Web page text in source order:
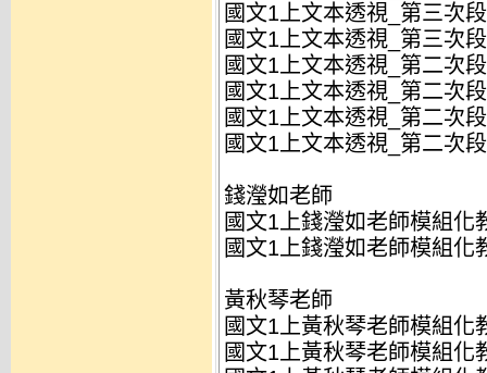
國文1上文本透視_第三次
國文1上文本透視_第三次
國文1上文本透視_第二次
國文1上文本透視_第二次
國文1上文本透視_第二次
國文1上文本透視_第二次
錢瀅如老師
國文1上錢瀅如老師模組化
國文1上錢瀅如老師模組化
黃秋琴老師
國文1上黃秋琴老師模組
國文1上黃秋琴老師模組